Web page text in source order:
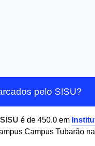
pelo SISU?
é de 450.0 em
Campus Tubarão